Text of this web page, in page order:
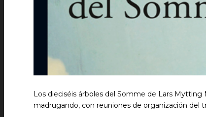
Los dieciséis árboles del Somme de Lars Mytting
madrugando, con reuniones de organización del